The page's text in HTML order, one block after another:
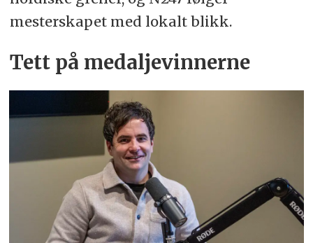
mesterskapet med lokalt blikk.
Tett på medaljevinnerne